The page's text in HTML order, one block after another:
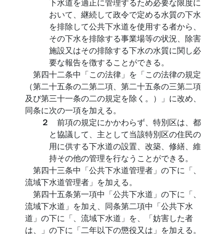
おいて、継続して政令で定める水質の下水
を排除して公共下水道を使用する者から、
その下水を排除する事業場等の状況、除害
施設又はその排除する下水の水質に関し必
要な報告を徴することができる。
第四十二条中「この法律」を「この法律の規定
（第二十五条の二第二項、第二十五条の三第二項
及び第三十一条の二の規定を除く。）」に改め、
同条に次の一項を加える。
２ 前項の規定にかかわらず、特別区は、都
と協議して、主として当該特別区の住民の
用に供する下水道の設置、改築、修繕、維
持その他の管理を行なうことができる。
第四十三条中「公共下水道管理者」の下に「、
流域下水道管理者」を加える。
第四十五条第一項中「公共下水道」の下に「、
流域下水道」を加え、同条第二項中「公共下水
道」の下に「、流域下水道」を、「妨害した者
は、」の下に「二年以下の懲役又は」を加える。